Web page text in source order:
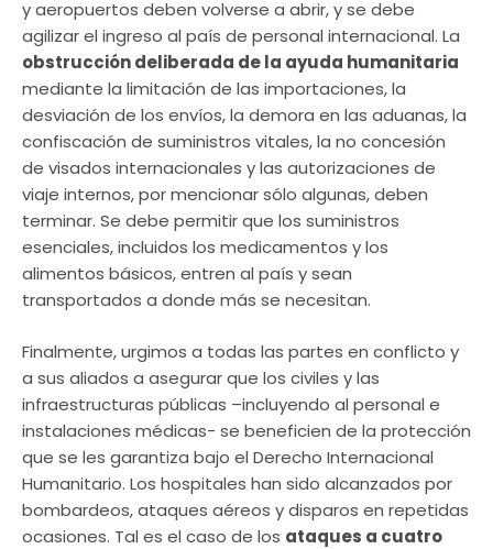
y aeropuertos deben volverse a abrir, y se debe
agilizar el ingreso al país de personal internacional. La
obstrucción deliberada de la ayuda humanitaria
mediante la limitación de las importaciones, la
desviación de los envíos, la demora en las aduanas, la
confiscación de suministros vitales, la no concesión
de visados internacionales y las autorizaciones de
viaje internos, por mencionar sólo algunas, deben
terminar. Se debe permitir que los suministros
esenciales, incluidos los medicamentos y los
alimentos básicos, entren al país y sean
transportados a donde más se necesitan.
Finalmente, urgimos a todas las partes en conflicto y
a sus aliados a asegurar que los civiles y las
infraestructuras públicas –incluyendo al personal e
instalaciones médicas- se beneficien de la protección
que se les garantiza bajo el Derecho Internacional
Humanitario. Los hospitales han sido alcanzados por
bombardeos, ataques aéreos y disparos en repetidas
ocasiones. Tal es el caso de los ataques a cuatro